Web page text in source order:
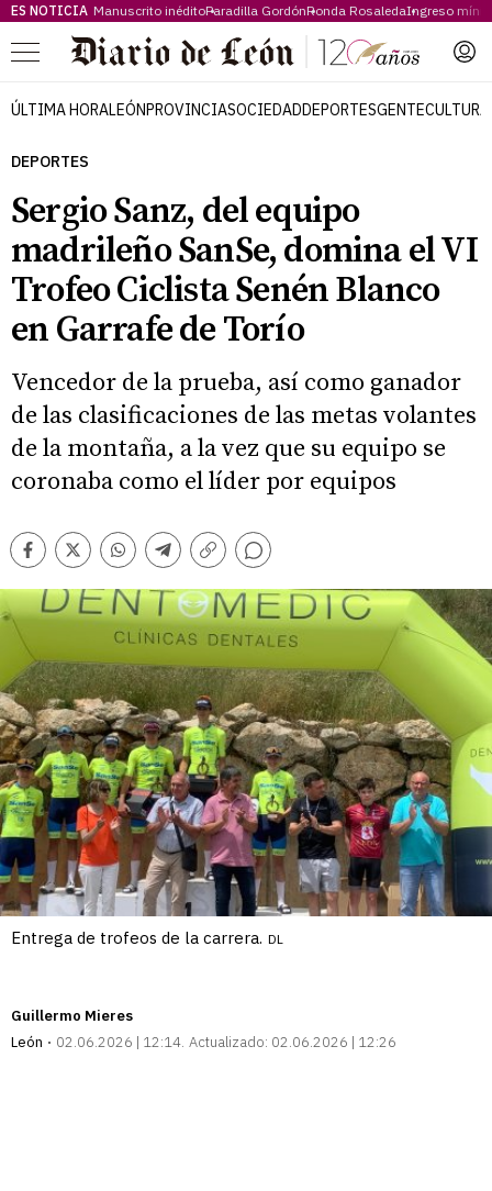
ES NOTICIA Manuscrito inéditoParadilla GordónRonda RosaledaIngreso
Menú
ÚLTIMA HORALEÓNPROVINCIASOCIEDADDEPORTESGENTECULTURA
DEPORTES
Sergio Sanz, del equipo
madrileño SanSe, domina el VI
Trofeo Ciclista Senén Blanco
en Garrafe de Torío
Vencedor de la prueba, así como ganador
de las clasificaciones de las metas volantes
de la montaña, a la vez que su equipo se
coronaba como el líder por equipos
Facebook
TwitterWhatsappTelegram
Copiar
Comentarios
Entrega de trofeos de la carrera. DL
Guillermo Mieres
León
02.06.2026 | 12:14 Actualizado: 02.06.2026 | 12:26